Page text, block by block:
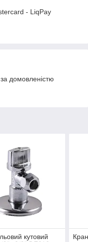
- LiqPay
домовленістю
кутовий